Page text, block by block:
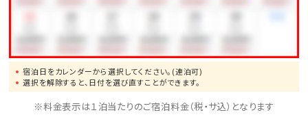
宿泊日をカレンダーから選択してください。(連泊可)
選択を解除すると、日付を選び直すことができます。
※料金表示は１泊当たりのご宿泊料金（税・サ込）となります